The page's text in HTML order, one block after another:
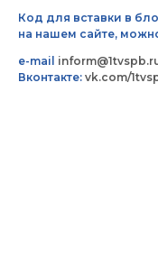
Код для вставки в
на нашем сайте,
e-mail
Вконтакте: vk.com/